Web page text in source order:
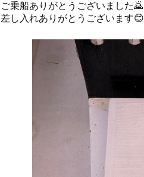
ご乗船ありがとうございました🙇
差し入れありがとうございます😊